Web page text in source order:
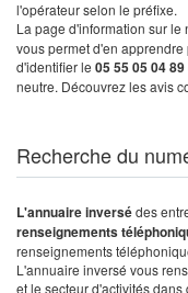
l'opérateur selon le préfixe.
La page d'information sur
vous permet d'en
d'identifier le 05 55 05 04 89
neutre. Découvrez les avis
Recherche du
L'annuaire inversédes
renseignements
renseignements
L'annuaire inversé vous
et le secteur d'activités